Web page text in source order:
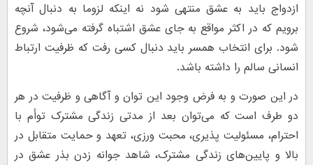
ازدواج باید به عشق منتهی شود نه اینکه لزوما به دنبال آنچه
برویم که در اکثر مواقع به جای عشق اشتباه گرفته می‌شود، شروع
شود. برای انتخاب همسر باید دنبال کسی رفت که ظرفیت ارتباط
انسانی سالم را داشته باشد.
در این صورت و به فرض وجود این توان و آگاهی و ظرفیت در هر
دو طرف است که می‌توان بعد از مدتی زندگی مشترک توأم با
احترام، مسئولیت پذیری، محبت ورزی، تعهد و حمایت متقابل در
بالا و پایین‌های زندگی مشترک، شاهد جوانه زدن بذر عشق در